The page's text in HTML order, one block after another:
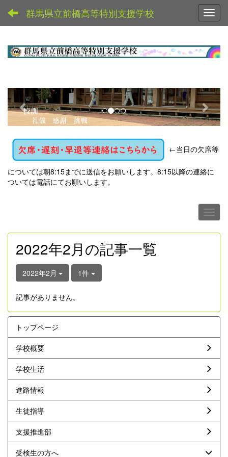
群馬県立前橋高等特別支援学校
p
r
e
v
i
o
u
n
e
x
←当日の欠席等
については朝8:15までに送信をお願いします。8:15以降の連絡に
ついては電話にてお願いします。
2022年2月の記事一覧
2022年2月 1件
記事がありません。
トップページ
学校概要
学校生活
進路情報
生徒指導
支援推進部
受検生の方へ